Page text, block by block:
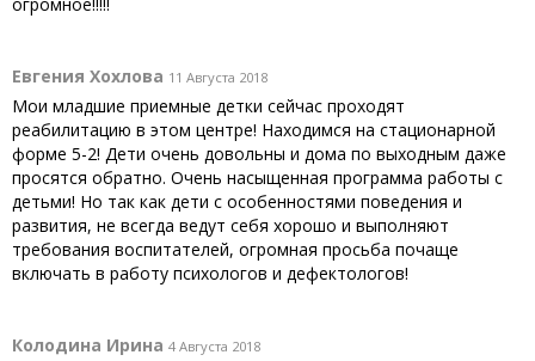
Евгения Хохлова 11 Августа 2018
Мои младшие приемные детки сейчас проходят
реабилитацию в этом центре! Находимся на стационарной
форме 5-2! Дети очень довольны и дома по выходным даже
просятся обратно. Очень насыщенная программа работы с
детьми! Но так как дети с особенностями поведения и
развития, не всегда ведут себя хорошо и выполняют
требования воспитателей, огромная просьба почаще
включать в работу психологов и дефектологов!
Колодина Ирина 4 Августа 2018